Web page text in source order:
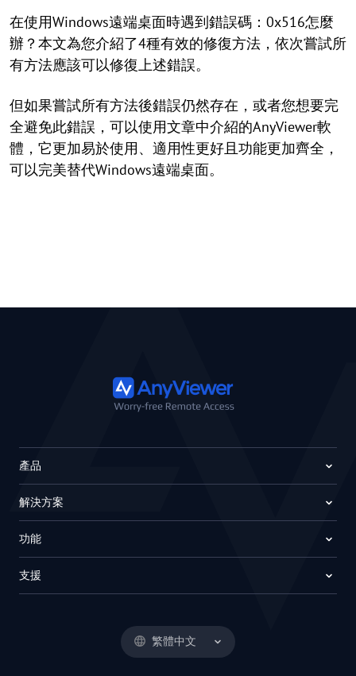
在使用Windows遠端桌面時遇到錯誤碼：0x516怎麼
辦？本文為您介紹了4種有效的修復方法，依次嘗試所
有方法應該可以修復上述錯誤。
但如果嘗試所有方法後錯誤仍然存在，或者您想要完
全避免此錯誤，可以使用文章中介紹的AnyViewer軟
體，它更加易於使用、適用性更好且功能更加齊全，
可以完美替代Windows遠端桌面。
繁體中文
產品
解決方案
功能
支援